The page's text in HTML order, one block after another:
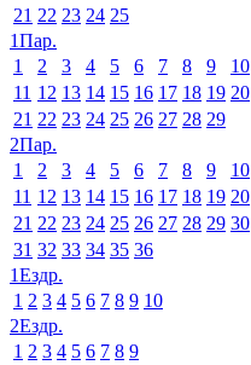
21 22 23 24 25
1Пар.
1
2 3 4 5 6 7 8 9
10
11 12 13 14 15 16 17 18 19 20
21 22 23 24 25 26 27 28 29
2Пар.
1
2 3 4 5 6 7 8 9
10
11 12 13 14 15 16 17 18 19 20
21 22 23 24 25 26 27 28 29 30
31 32 33 34 35 36
1Ездр.
1 2 3 4 5 6 7 8 9 10
2Ездр.
1 2 3 4 5 6 7 8 9